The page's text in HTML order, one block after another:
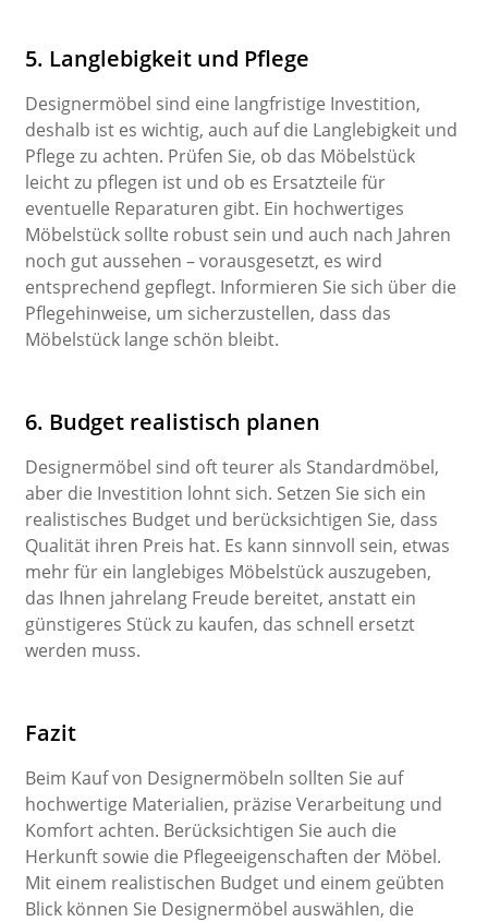
5. Langlebigkeit und Pflege
Designermöbel sind eine langfristige Investition,
deshalb ist es wichtig, auch auf die Langlebigkeit und
Pflege zu achten. Prüfen Sie, ob das Möbelstück
leicht zu pflegen ist und ob es Ersatzteile für
eventuelle Reparaturen gibt. Ein hochwertiges
Möbelstück sollte robust sein und auch nach Jahren
noch gut aussehen – vorausgesetzt, es wird
entsprechend gepflegt. Informieren Sie sich über die
Pflegehinweise, um sicherzustellen, dass das
Möbelstück lange schön bleibt.
6. Budget realistisch planen
Designermöbel sind oft teurer als Standardmöbel,
aber die Investition lohnt sich. Setzen Sie sich ein
realistisches Budget und berücksichtigen Sie, dass
Qualität ihren Preis hat. Es kann sinnvoll sein, etwas
mehr für ein langlebiges Möbelstück auszugeben,
das Ihnen jahrelang Freude bereitet, anstatt ein
günstigeres Stück zu kaufen, das schnell ersetzt
werden muss.
Fazit
Beim Kauf von Designermöbeln sollten Sie auf
hochwertige Materialien, präzise Verarbeitung und
Komfort achten. Berücksichtigen Sie auch die
Herkunft sowie die Pflegeeigenschaften der Möbel.
Mit einem realistischen Budget und einem geübten
Blick können Sie Designermöbel auswählen, die